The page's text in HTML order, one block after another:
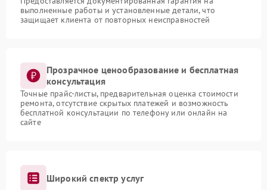
выполненные работы и установленные детали, что
защищает клиента от повторных неисправностей
Прозрачное ценообразование и бесплатная
консультация
Точные прайс-листы, предварительная оценка стоимости
ремонта, отсутствие скрытых платежей и возможность
бесплатной консультации по телефону или онлайн на
сайте
Широкий спектр услуг